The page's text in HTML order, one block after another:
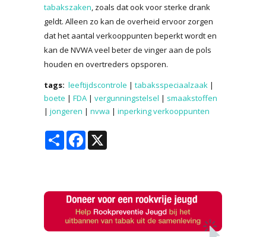
tabakszaken, zoals dat ook voor sterke drank
geldt. Alleen zo kan de overheid ervoor zorgen
dat het aantal verkooppunten beperkt wordt en
kan de NVWA veel beter de vinger aan de pols
houden en overtreders opsporen.
tags: leeftijdscontrole | tabaksspeciaalzaak |
boete | FDA | vergunningstelsel | smaakstoffen
| jongeren | nvwa | inperking verkooppunten
Share Facebook